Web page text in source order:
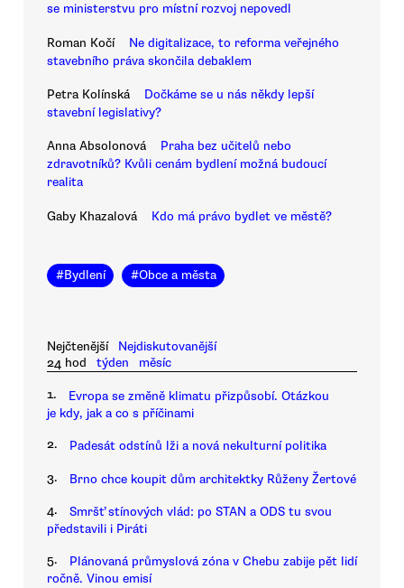
se ministerstvu pro místní rozvoj nepovedl
Roman Kočí
Ne digitalizace, to reforma veřejného
stavebního práva skončila debaklem
Petra Kolínská
Dočkáme se u nás někdy lepší
stavební legislativy?
Anna Absolonová
Praha bez učitelů nebo
zdravotníků? Kvůli cenám bydlení možná budoucí
realita
Gaby Khazalová Kdo má právo bydlet ve městě?
#Bydlení #Obce a města
Nejčtenější
Nejdiskutovanější
24 hod
týden měsíc
1.
Evropa se změně klimatu přizpůsobí. Otázkou
je kdy, jak a co s příčinami
2. Padesát odstínů lži a nová nekulturní politika
3. Brno chce koupit dům architektky Růženy Žertové
4.
Smršť stínových vlád: po STAN a ODS tu svou
představili i Piráti
5.
Plánovaná průmyslová zóna v Chebu zabije pět lidí
ročně. Vinou emisí